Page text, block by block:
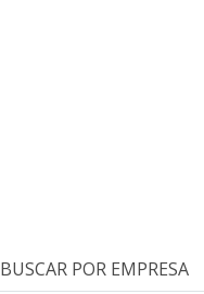
BUSCAR POR EMPRESA